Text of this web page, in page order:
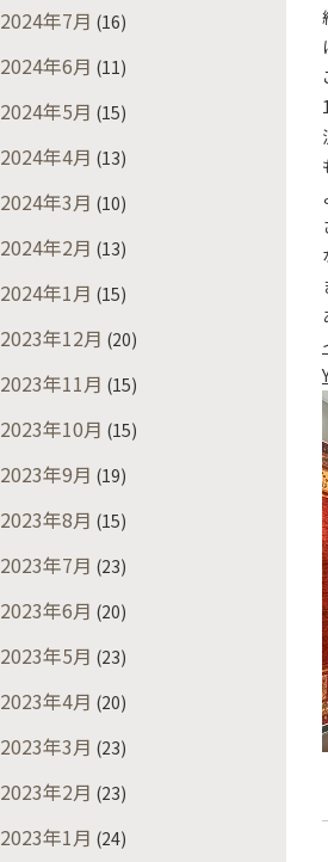
2024年7月 (16)
2024年6月 (11)
2024年5月 (15)
2024年4月 (13)
2024年3月 (10)
2024年2月 (13)
2024年1月 (15)
2023年12月 (20)
2023年11月 (15)
2023年10月 (15)
2023年9月 (19)
2023年8月 (15)
2023年7月 (23)
2023年6月 (20)
2023年5月 (23)
2023年4月 (20)
2023年3月 (23)
2023年2月 (23)
2023年1月 (24)